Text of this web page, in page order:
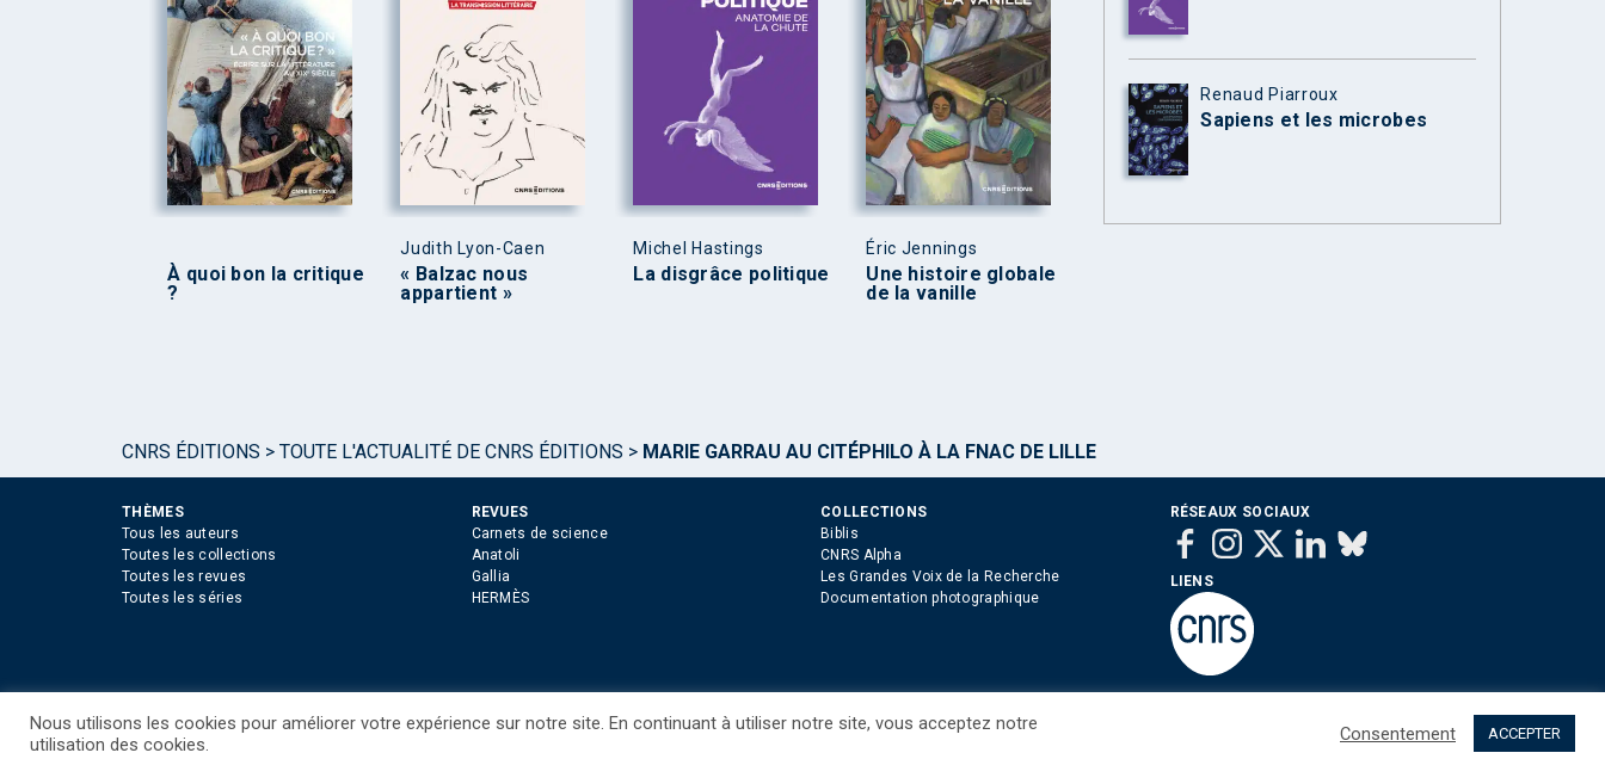
À quoi bon la critique
?
Judith Lyon-Caen
« Balzac nous
appartient »
Michel Hastings
La disgrâce politique
Éric Jennings
Une histoire globale
de la vanille
Renaud Piarroux
Sapiens et les microbes
CNRS ÉDITIONS > TOUTE L'ACTUALITÉ DE CNRS ÉDITIONS > MARIE GARRAU AU CITÉPHILO À LA FNAC DE LILLE
THÈMES
Tous les auteurs
Toutes les collections
Toutes les revues
Toutes les séries
REVUES
Carnets de science
Anatoli
Gallia
HERMÈS
COLLECTIONS
Biblis
CNRS Alpha
Les Grandes Voix de la Recherche
Documentation photographique
RÉSEAUX SOCIAUX
LIENS
©CNRS EDITIONS 2025
Nous utilisons les cookies pour améliorer votre expérience sur notre site. En continuant à utiliser notre site, vous acceptez notre
utilisation des cookies.
Consentement ACCEPTER